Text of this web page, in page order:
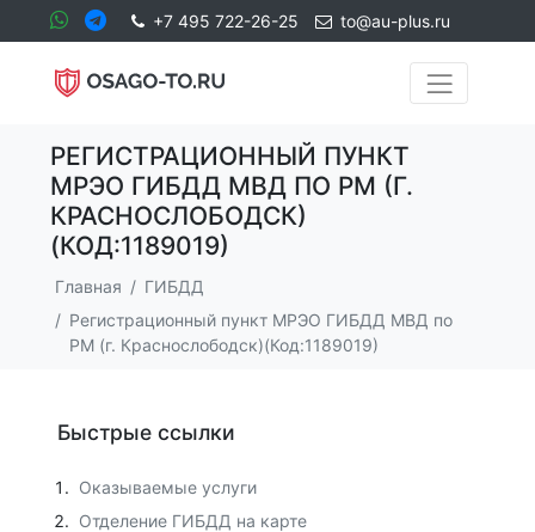
+7 495 722-26-25 to@au-plus.ru
РЕГИСТРАЦИОННЫЙ ПУНКТ
МРЭО ГИБДД МВД ПО РМ (Г.
КРАСНОСЛОБОДСК)
(КОД:1189019)
Главная
ГИБДД
Регистрационный пункт МРЭО ГИБДД МВД по
РМ (г. Краснослободск)(Код:1189019)
Быстрые ссылки
Оказываемые услуги
Отделение ГИБДД на карте